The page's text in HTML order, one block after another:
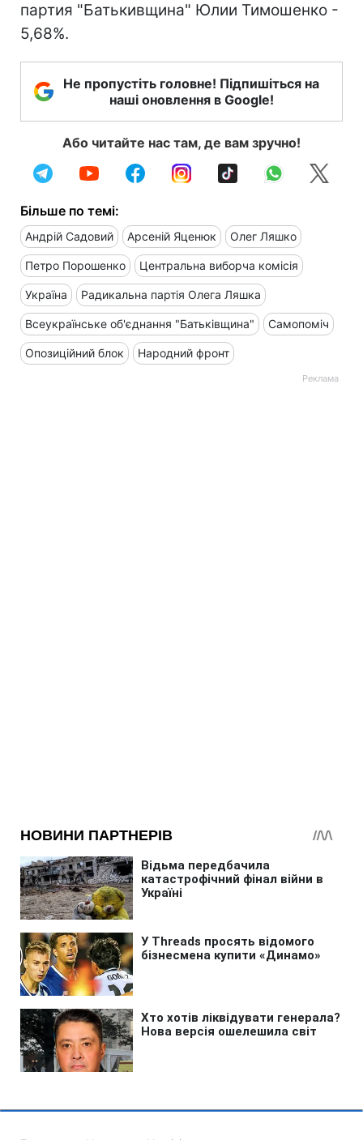
партия "Батькивщина" Юлии Тимошенко -
5,68%.
Не пропустіть головне! Підпишіться на
наші оновлення в Google!
Або читайте нас там, де вам зручно!
Більше по темі:
Андрій Садовий Арсеній Яценюк Олег Ляшко
Петро Порошенко Центральна виборча комісія
Україна Радикальна партія Олега Ляшка
Всеукраїнське об'єднання "Батьківщина" Самопоміч
Опозиційний блок Народний фронт